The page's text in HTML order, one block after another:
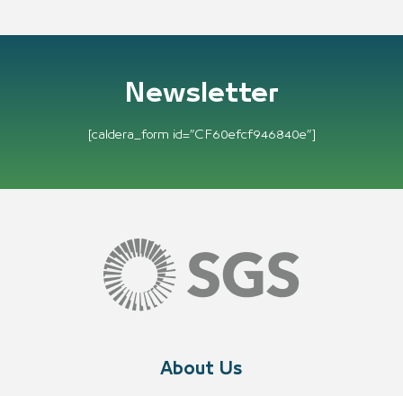
Newsletter
[caldera_form id=”CF60efcf946840e”]
About Us